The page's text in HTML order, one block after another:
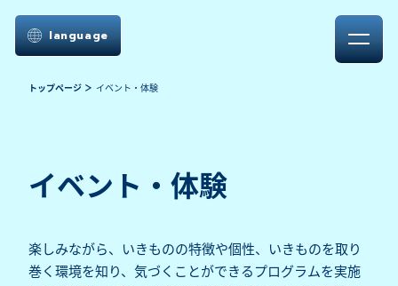
language
トップページ イベント・体験
イベント・体験
楽しみながら、いきものの特徴や個性、いきものを取り
巻く環境を知り、気づくことができるプログラムを実施